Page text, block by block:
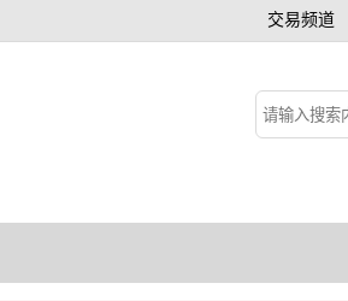
交易频道